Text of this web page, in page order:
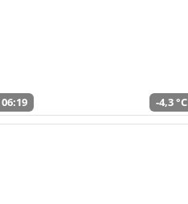
06:19 -4,3 °C